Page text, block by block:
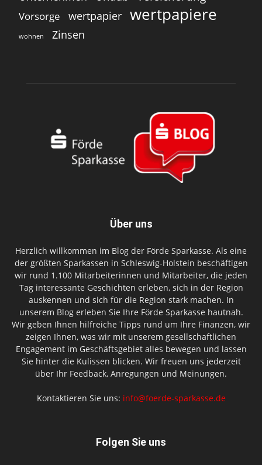
Vorsorge wertpapier wertpapiere
wohnen Zinsen
Über uns
Herzlich willkommen im Blog der Förde Sparkasse. Als eine
der größten Sparkassen in Schleswig-Holstein beschäftigen
wir rund 1.100 Mitarbeiterinnen und Mitarbeiter, die jeden
Tag interessante Geschichten erleben, sich in der Region
auskennen und sich für die Region stark machen. In
unserem Blog erleben Sie Ihre Förde Sparkasse hautnah.
Wir geben Ihnen hilfreiche Tipps rund um Ihre Finanzen, wir
zeigen Ihnen, was wir mit unserem gesellschaftlichen
Engagement im Geschäftsgebiet alles bewegen und lassen
Sie hinter die Kulissen blicken. Wir freuen uns jederzeit
über Ihr Feedback, Anregungen und Meinungen.
Kontaktieren Sie uns: info@foerde-sparkasse.de
Folgen Sie uns